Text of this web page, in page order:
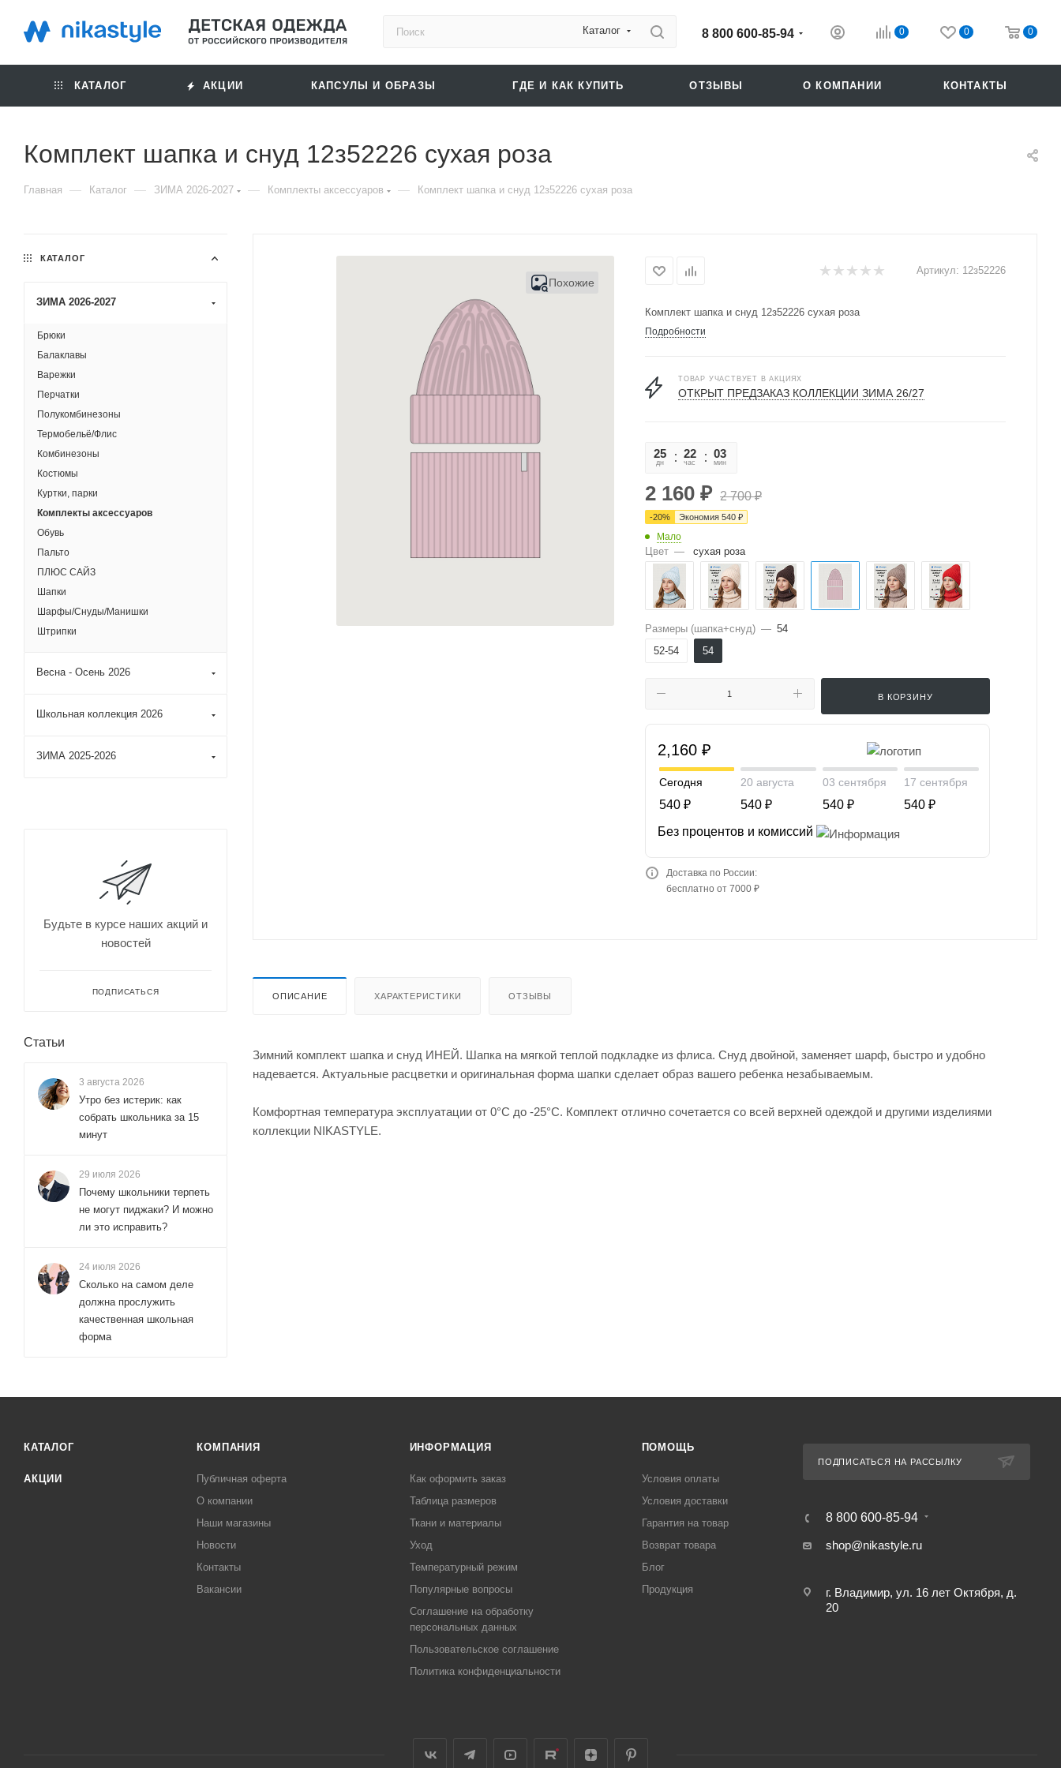
Каталог 8 800 600-85-94 0 0 0
КАТАЛОГ АКЦИИ КАПСУЛЫ И ОБРАЗЫ ГДЕ И КАК КУПИТЬ ОТЗЫВЫ О КОМПАНИИ КОНТАКТЫ
Комплект шапка и снуд 12з52226 сухая роза
Главная — Каталог — ЗИМА 2026-2027 — Комплекты аксессуаров — Комплект шапка и снуд 12з52226 сухая роза
Похожие
Артикул: 12з52226
Комплект шапка и снуд 12з52226 сухая роза
Подробности
ТОВАР УЧАСТВУЕТ В АКЦИЯХ
ОТКРЫТ ПРЕДЗАКАЗ КОЛЛЕКЦИИ ЗИМА 26/27
25
дн
22
час
03
мин
2 160 ₽ 2 700₽
-20% Экономия 540 ₽
Мало
Цвет — сухая роза
Размеры (шапка+снуд) — 54
52-54
54
В КОРЗИНУ
2,160 ₽
Сегодня
540 ₽
20 августа
540 ₽
03 сентября
540 ₽
17 сентября
540 ₽
Без процентов и комиссий
Доставка по России:
бесплатно от 7000 ₽
ОПИСАНИЕ ХАРАКТЕРИСТИКИ ОТЗЫВЫ
Зимний комплект шапка и снуд ИНЕЙ. Шапка на мягкой теплой подкладке из флиса. Снуд двойной, заменяет шарф, быстро и удобно
надевается. Актуальные расцветки и оригинальная форма шапки сделает образ вашего ребенка незабываемым.
Комфортная температура эксплуатации от 0°С до -25°С. Комплект отлично сочетается со всей верхней одеждой и другими изделиями
коллекции NIKASTYLE.
КАТАЛОГ
ЗИМА 2026-2027
Брюки
Балаклавы
Варежки
Перчатки
Полукомбинезоны
Термобельё/Флис
Комбинезоны
Костюмы
Куртки, парки
Комплекты аксессуаров
Обувь
Пальто
ПЛЮС САЙЗ
Шапки
Шарфы/Снуды/Манишки
Штрипки
Весна - Осень 2026
Школьная коллекция 2026
ЗИМА 2025-2026
Будьте в курсе наших акций и
новостей
ПОДПИСАТЬСЯ
Статьи
3 августа 2026
Утро без истерик: как
собрать школьника за 15
минут
29 июля 2026
Почему школьники терпеть
не могут пиджаки? И можно
ли это исправить?
24 июля 2026
Сколько на самом деле
должна прослужить
качественная школьная
форма
КАТАЛОГ
АКЦИИ
КОМПАНИЯ
Публичная оферта
О компании
Наши магазины
Новости
Контакты
Вакансии
ИНФОРМАЦИЯ
Как оформить заказ
Таблица размеров
Ткани и материалы
Уход
Температурный режим
Популярные вопросы
Соглашение на обработку
персональных данных
Пользовательское соглашение
Политика конфиденциальности
ПОМОЩЬ
Условия оплаты
Условия доставки
Гарантия на товар
Возврат товара
Блог
Продукция
ПОДПИСАТЬСЯ НА РАССЫЛКУ
8 800 600-85-94
shop@nikastyle.ru
г. Владимир, ул. 16 лет Октября, д.
20